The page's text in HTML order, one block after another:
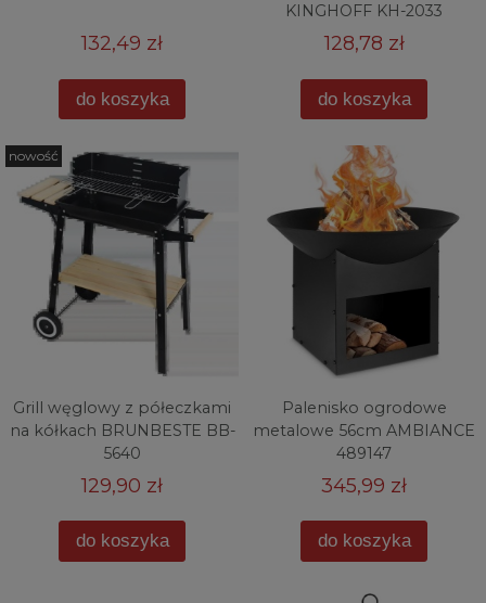
132,49 zł
do koszyka
KINGHOFF KH-2033
128,78 zł
do koszyka
Grill węglowy z półeczkami
na kółkach BRUNBESTE BB-
5640
129,90 zł
do koszyka
nowość
Palenisko ogrodowe
metalowe 56cm AMBIANCE
489147
345,99 zł
do koszyka